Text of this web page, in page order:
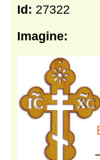
Id: 27322
Imagine: